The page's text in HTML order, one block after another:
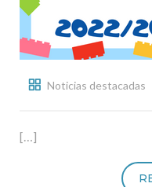
Noticias destacadas
[…]